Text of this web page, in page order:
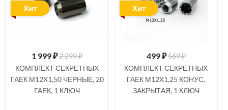
Хит
1 999₽2 299 ₽
КОМПЛЕКТ СЕКРЕТНЫХ
ГАЕК М12X1,50 ЧЕРНЫЕ, 20
ГАЕК, 1 КЛЮЧ
Хит
499₽569 ₽
КОМПЛЕКТ СЕКРЕТНЫХ
ГАЕК М12X1,25 КОНУС,
ЗАКРЫТАЯ, 1 КЛЮЧ